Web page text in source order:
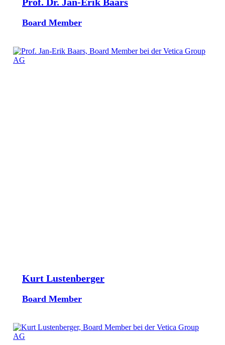
Board Member
Kurt Lustenberger
Board Member